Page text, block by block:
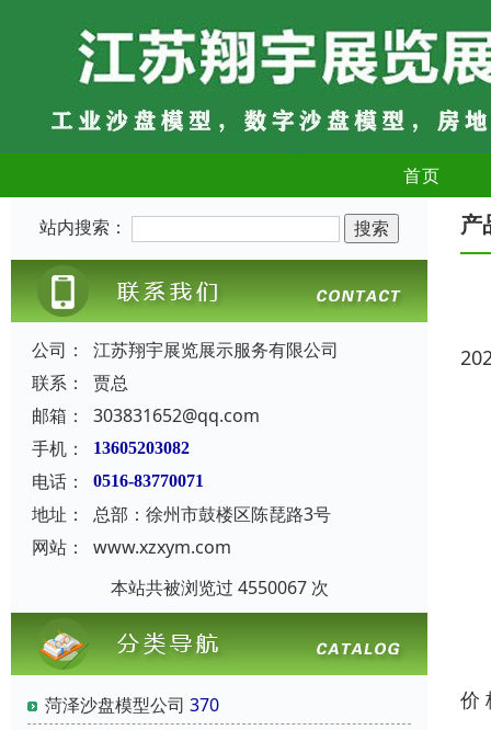
首页
站内搜索：
公司：
江苏翔宇展览展示服务有限公司
联系：
贾总
邮箱：
303831652@qq.com
手机：
13605203082
电话： 0516-83770071
地址：
总部：徐州市鼓楼区陈琵路3号
网站：
www.xzxym.com
本站共被浏览过 4550067 次
菏泽沙盘模型公司 370
产
价